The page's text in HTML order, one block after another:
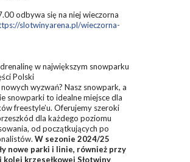
odbywa się na niej wieczorna
slotwinyarena.pl/wieczorna-
w największym snowparku
Polski
nowych wyzwań? Nasz snowpark, a
snowparki to idealne miejsce dla
freestyle’u. Oferujemy szeroki
dla każdego poziomu
od początkujących po
W sezonie 2024/25
nowe parki i linie, również przy
kolei krzesełkowej Słotwiny